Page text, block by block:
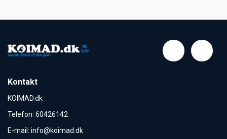
Kontakt
KOIMAD.dk
Telefon: 60426142
E-mail : info@koimad.dk